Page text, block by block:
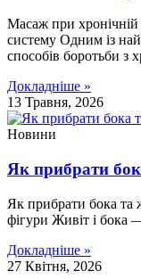
Масаж при хронічній
систему Одним із
способів боротьби з
Докладніше »
13 Травня, 2026
Новини
Як прибрати
Як прибрати бока та
фігури Живіт і бока
Докладніше »
27 Квітня, 2026